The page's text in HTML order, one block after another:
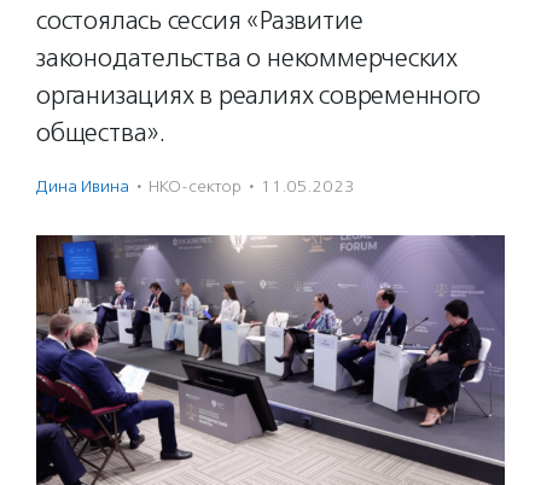
состоялась сессия «Развитие
законодательства о некоммерческих
организациях в реалиях современного
общества».
Дина Ивина · НКО-сектор · 11.05.2023